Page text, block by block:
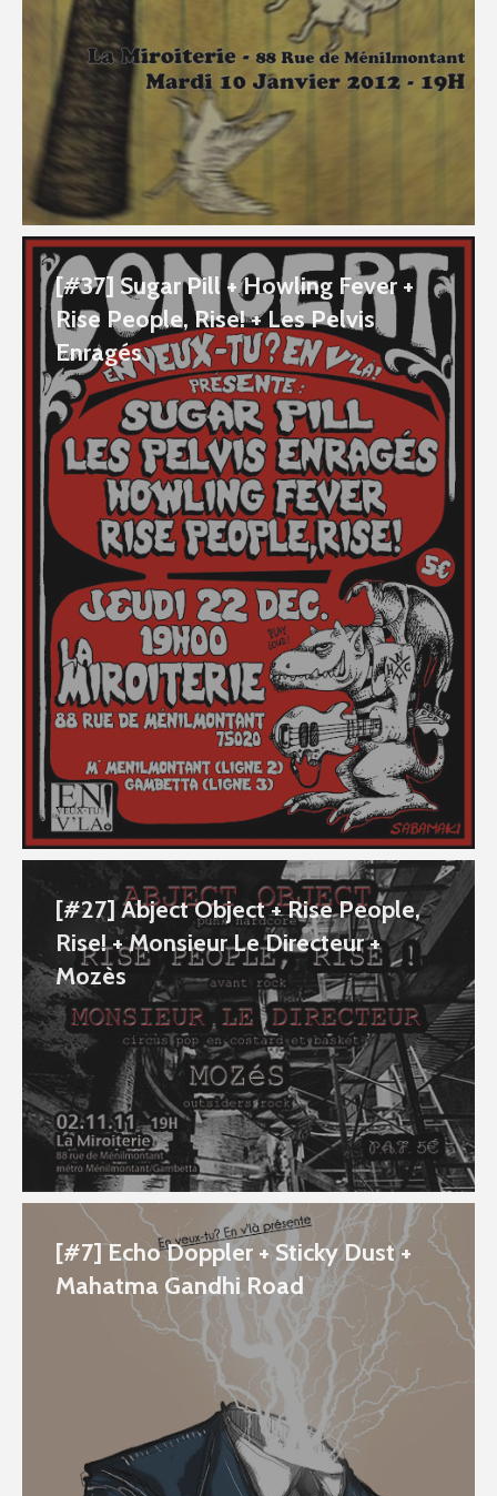
[#37] Sugar Pill + Howling Fever +
Rise People, Rise! + Les Pelvis
Enragés
[#27] Abject Object + Rise People,
Rise! + Monsieur Le Directeur +
Mozès
[#7] Echo Doppler + Sticky Dust +
Mahatma Gandhi Road